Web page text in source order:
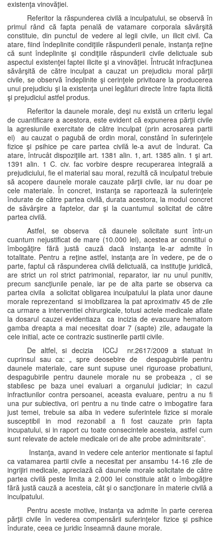
existenţa vinovăţiei.
Referitor la răspunderea civilă a inculpatului, se observă în
primul rând că fapta penală de vatamare corporala săvârşită
constituie, din punctul de vedere al legii civile, un ilicit civil. Ca
atare, fiind îndeplinite condiţiile răspunderii penale, instanţa reţine
că sunt îndeplinite şi condiţiile răspunderii civile delictuale sub
aspectul existenţei faptei ilicite şi a vinovăţiei. Întrucât infracţiunea
săvârşită de către inculpat a cauzat un prejudiciu moral părţii
civile, se observă îndeplinite şi cerinţele privitoare la producerea
unui prejudiciu şi la existenţa unei legături directe între fapta ilicită
şi prejudiciul astfel produs.
Referitor la daunele morale, deşi nu există un criteriu legal
de cuantificare a acestora, este evident că expunerea părţii civile
la agresiunile exercitate de către inculpat (prin acrosarea partii
ei) au cauzat o pagubă de ordin moral, constând în suferinţele
fizice şi psihice pe care partea civilă le-a avut de îndurat. Ca
atare, întrucât dispoziţiile art. 1381 alin. 1, art. 1385 alin. 1 şi art.
1391 alin. 1 C. civ. fac vorbire despre recuperarea integrală a
prejudiciului, fie el material sau moral, rezultă că inculpatul trebuie
să acopere daunele morale cauzate părţii civile, iar nu doar pe
cele materiale. În concret, instanţa se raportează la suferinţele
îndurate de către partea civilă, durata acestora, la modul concret
de săvârşire a faptelor, dar şi la cuantumul solicitat de către
partea civilă.
Astfel, se observa că daunele solicitate sunt într-un
cuantum nejustificat de mare (10.000 lei), acestea ar constitui o
îmbogăţire fără justă cauză dacă instanţa le-ar admite în
totalitate. Pentru a reţine astfel, instanţa are în vedere, pe de o
parte, faptul că răspunderea civilă delictuală, ca instituţie juridică,
are strict un rol strict patrimonial, reparator, iar nu unul punitiv,
precum sancţiunile penale, iar pe de alta parte se observa ca
partea civila a solicitat obligarea inculpatului la plata unor daune
morale reprezentand si imobilizarea la pat aproximativ 45 de zile
ca urmare a interventiei chirurgicale, totusi actele medicale aflate
la dosarul cauzei evidentiaza ca incizia de evacuare hematom
gamba dreapta a mai necesitat doar 7 (sapte) zile, adaugate la
cele initial, acte ce contrazic sustinerile partii civile.
De altfel, si decizia ICCJ nr.2617/2009 a statuat in
cuprinsul sau ca: „ spre deosebire de despagubirile pentru
daunele materiale, care sunt supuse unei riguroase probatiuni,
despagubirile pentru daunele morale nu se probeaza , ci se
stabilesc pe baza unei evaluari a organului judiciar; in cazul
infractiunilor contra persoanei, aceasta evaluare, pentru a nu fi
una pur subiectiva, ori pentru a nu tinde catre o imbogatire fara
just temei, trebuie sa aiba in vedere suferintele fizice si morale
susceptibil in mod rezonabil a fi fost cauzate prin fapta
incupatului, si in raport cu toate consecintele acesteia, astfel cum
sunt relevate de actele medicale ori de alte probe adminitsrate”.
Instanţa, avand in vedere cele anterior mentionate si faptul
ca vatamarea partii civile a necesitat per ansambu 14-16 zile de
ingrijiri medicale, apreciază că daunele morale solicitate de către
partea civilă peste limita a 2.000 lei constituie atât o îmbogăţire
fără justă cauză a acesteia, cât şi o sancţionare în materie civilă a
inculpatului.
Pentru aceste motive, instanţa va admite în parte cererea
părţii civile în vederea compensării suferinţelor fizice şi psihice
îndurate, ceea ce juridic înseamnă daune morale.